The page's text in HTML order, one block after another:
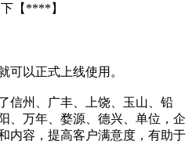
【****】
可以正式上线使用。
信州、广丰、上饶、玉山、铅
、万年、婺源、德兴、单位，企
内容，提高客户满意度，有助于